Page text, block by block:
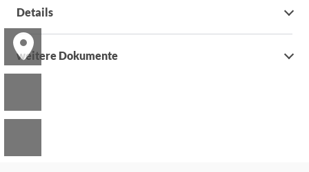
Details
weitere Dokumente